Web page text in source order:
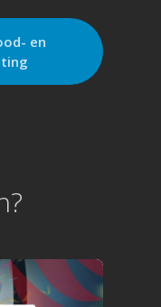
en